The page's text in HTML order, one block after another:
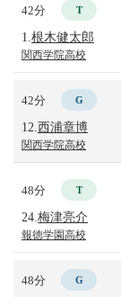
42分 T
1. 根木健太郎
関西学院高校
42分 G
12. 西浦章博
関西学院高校
48分 T
24. 梅津亮介
報徳学園高校
48分 G